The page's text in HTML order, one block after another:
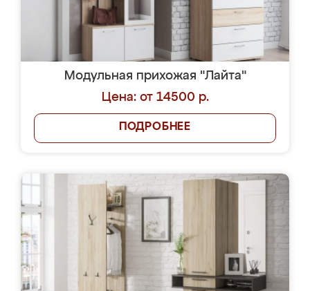
Модульная прихожая "Лайта"
Цена: от 14500 р.
ПОДРОБНЕЕ